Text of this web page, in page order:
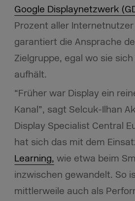
Google Displaynetzwerk
Prozent aller
garantiert die Ansprache
Zielgruppe, egal wo sie
aufhält.
“Früher war Display ein
Kanal”, sagt Selcuk-Ilhan
Display Specialist Central
hat sich das mit dem
Learning, wie etwa beim
inzwischen gewandelt. So
mittlerweile auch als